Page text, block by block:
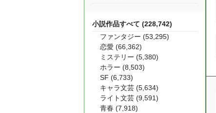
小説作品すべて (228,742)
ファンタジー (53,295)
恋愛 (66,362)
ミステリー (5,380)
ホラー (8,503)
SF (6,733)
キャラ文芸 (5,634)
ライト文芸 (9,591)
青春 (7,918)